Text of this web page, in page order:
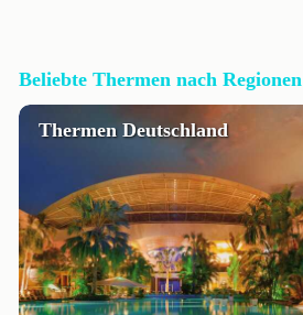
Beliebte Thermen nach Regionen
Thermen Deutschland